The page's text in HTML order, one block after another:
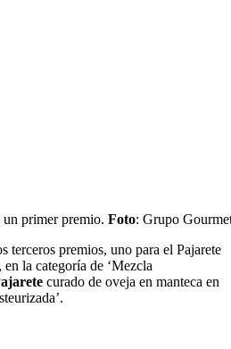
primer premio. Foto: Grupo
terceros premios, uno para el Pajarete
la categoría de ‘Mezcla
curado de oveja en manteca en